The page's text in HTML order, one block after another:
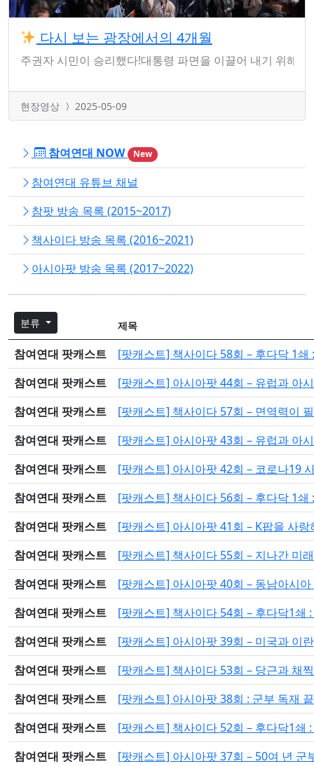
다시 보는 광장에서의 4개월
주권자 시민이 승리했다!대통령 파면을 이끌어 내기 위해
현장영상 2025-05-09
참여연대 NOW New
참여연대 유튜브 채널
참팟 방송 목록 (2015~2017)
책사이다 방송 목록 (2016~2021)
아시아팟 방송 목록 (2017~2022)
분류 제목
참여연대 팟캐스트
[팟캐스트] 책사이다 58회 – 후다닥 1쇄
참여연대 팟캐스트
[팟캐스트] 아시아팟 44회 – 유럽과
참여연대 팟캐스트
[팟캐스트] 책사이다 57회 – 면역력이
참여연대 팟캐스트
[팟캐스트] 아시아팟 43회 – 유럽과
참여연대 팟캐스트
[팟캐스트] 아시아팟 42회 – 코로나19
참여연대 팟캐스트
[팟캐스트] 책사이다 56회 – 후다닥 1쇄
참여연대 팟캐스트
[팟캐스트] 아시아팟 41회 – K팝을 사
참여연대 팟캐스트
[팟캐스트] 책사이다 55회 – 지나간 미
참여연대 팟캐스트
[팟캐스트] 아시아팟 40회 – 동남아시
참여연대 팟캐스트
[팟캐스트] 책사이다 54회 – 후다닥1쇄
참여연대 팟캐스트
[팟캐스트] 아시아팟 39회 – 미국과 이
참여연대 팟캐스트
[팟캐스트] 책사이다 53회 – 당근과 채
참여연대 팟캐스트
[팟캐스트] 아시아팟 38회 : 군부 독재
참여연대 팟캐스트
[팟캐스트] 책사이다 52회 – 후다닥1쇄
참여연대 팟캐스트
[팟캐스트] 아시아팟 37회 – 50여 년